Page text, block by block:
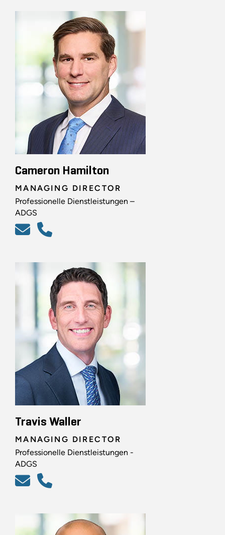
Cameron Hamilton
MANAGING DIRECTOR
Professionelle Dienstleistungen –
ADGS
Travis Waller
MANAGING DIRECTOR
Professionelle Dienstleistungen -
ADGS